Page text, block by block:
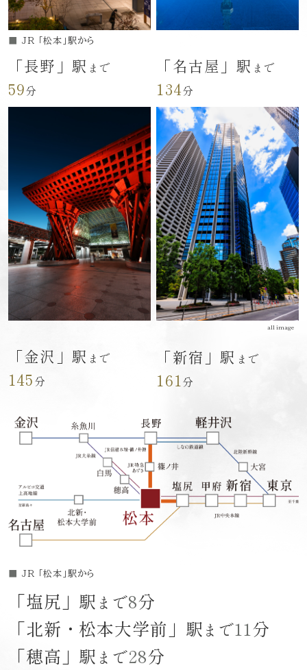
JR 「松本」駅から
「長野」駅 まで
59分
「名古屋」駅 まで
134分
「金沢」駅 まで
145分
「新宿」駅 まで
161 分
JR 「松本」駅から
「塩尻」駅 まで8分
「北新・松本大学前」駅まで11分
「穂高」駅 まで28分